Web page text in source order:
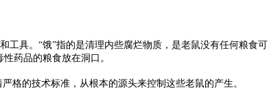
工具。“饿”指的是清理内些腐烂物质，是老鼠没有任何粮食可
药品的粮食放在洞口。
格的技术标准，从根本的源头来控制这些老鼠的产生。